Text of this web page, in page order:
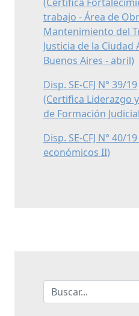
trabajo - Área de
Mantenimiento del
Justicia de la
Buenos Aires - abril)
Disp. SE-CFJ N° 39/19
(Certifica Liderazgo
de Formación
Disp. SE-CFJ N° 40/
económicos II)